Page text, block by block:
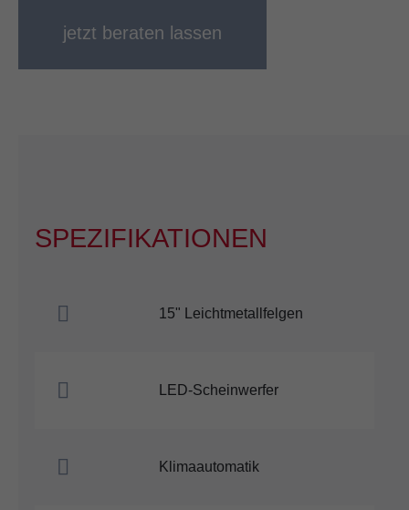
jetzt beraten lassen
SPEZIFIKATIONEN
15" Leichtmetallfelgen
LED-Scheinwerfer
Klimaautomatik